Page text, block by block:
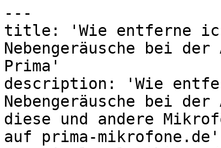
---
title: 'Wie entferne ich
Nebengeräusche bei
Prima'
description: 'Wie
Nebengeräusche bei
diese und andere
auf prima-mikrofone.de'